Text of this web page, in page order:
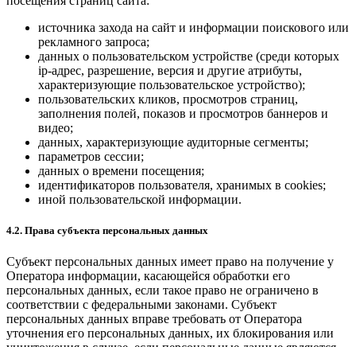
источника захода на сайт и информации поискового или
рекламного запроса;
данных о пользовательском устройстве (среди которых
ip-адрес, разрешение, версия и другие атрибуты,
характеризующие пользовательское устройство);
пользовательских кликов, просмотров страниц,
заполнения полей, показов и просмотров баннеров и
видео;
данных, характеризующие аудиторные сегменты;
параметров сессии;
данных о времени посещения;
идентификаторов пользователя, хранимых в cookies;
иной пользовательской информации.
4.2. Права субъекта персональных данных
Субъект персональных данных имеет право на получение у
Оператора информации, касающейся обработки его
персональных данных, если такое право не ограничено в
соответствии с федеральными законами. Субъект
персональных данных вправе требовать от Оператора
уточнения его персональных данных, их блокирования или